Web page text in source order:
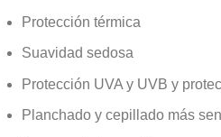
Protección térmica
Suavidad sedosa
Protección UVA y UVB y
Planchado y cepillado más